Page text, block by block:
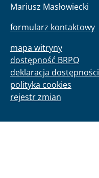
Mariusz Masłowiecki
formularz kontaktowy
mapa witryny
dostępność BRPO
deklaracja dostępności
polityka cookies
rejestr zmian